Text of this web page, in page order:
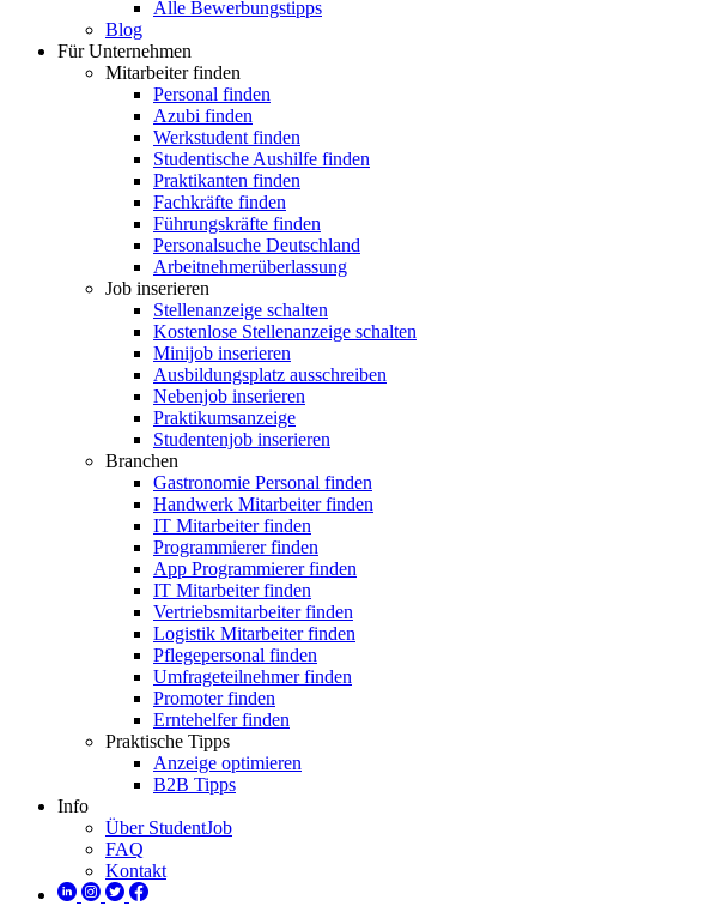
Alle Bewerbungstipps
Blog
Für Unternehmen
Mitarbeiter finden
Personal finden
Azubi finden
Werkstudent finden
Studentische Aushilfe finden
Praktikanten finden
Fachkräfte finden
Führungskräfte finden
Personalsuche Deutschland
Arbeitnehmerüberlassung
Job inserieren
Stellenanzeige schalten
Kostenlose Stellenanzeige schalten
Minijob inserieren
Ausbildungsplatz ausschreiben
Nebenjob inserieren
Praktikumsanzeige
Studentenjob inserieren
Branchen
Gastronomie Personal finden
Handwerk Mitarbeiter finden
IT Mitarbeiter finden
Programmierer finden
App Programmierer finden
IT Mitarbeiter finden
Vertriebsmitarbeiter finden
Logistik Mitarbeiter finden
Pflegepersonal finden
Umfrageteilnehmer finden
Promoter finden
Erntehelfer finden
Praktische Tipps
Anzeige optimieren
B2B Tipps
Info
Über StudentJob
FAQ
Kontakt